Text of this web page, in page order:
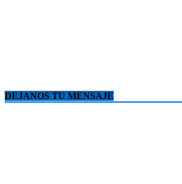
DEJANOS TU MENSAJE